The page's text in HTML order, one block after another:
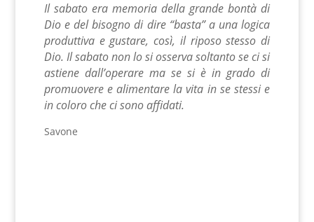
Il sabato era memoria della grande bontà di
Dio e del bisogno di dire “basta” a una logica
produttiva e gustare, così, il riposo stesso di
Dio. Il sabato non lo si osserva soltanto se ci si
astiene dall’operare ma se si è in grado di
promuovere e alimentare la vita in se stessi e
in coloro che ci sono affidati.
Savone